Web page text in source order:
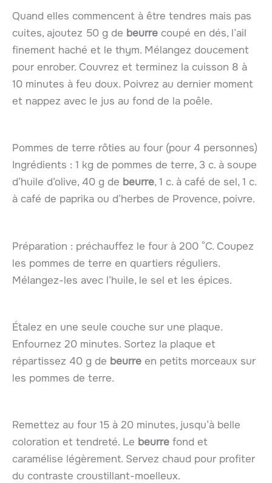
Quand elles commencent à être tendres mais pas
cuites, ajoutez 50 g de beurre coupé en dés, l’ail
finement haché et le thym. Mélangez doucement
pour enrober. Couvrez et terminez la cuisson 8 à
10 minutes à feu doux. Poivrez au dernier moment
et nappez avec le jus au fond de la poêle.
Pommes de terre rôties au four (pour 4 personnes)
Ingrédients : 1 kg de pommes de terre, 3 c. à soupe
d’huile d’olive, 40 g de beurre, 1 c. à café de sel, 1 c.
à café de paprika ou d’herbes de Provence, poivre.
Préparation : préchauffez le four à 200 °C. Coupez
les pommes de terre en quartiers réguliers.
Mélangez-les avec l’huile, le sel et les épices.
Étalez en une seule couche sur une plaque.
Enfournez 20 minutes. Sortez la plaque et
répartissez 40 g de beurre en petits morceaux sur
les pommes de terre.
Remettez au four 15 à 20 minutes, jusqu’à belle
coloration et tendreté. Le beurre fond et
caramélise légèrement. Servez chaud pour profiter
du contraste croustillant-moelleux.